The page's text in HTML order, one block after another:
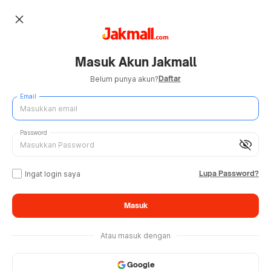
close
Masuk Akun Jakmall
Belum punya akun?Daftar
Email
visibility_off
Password
Ingat login saya Lupa Password?
Masuk
Atau masuk dengan
Google